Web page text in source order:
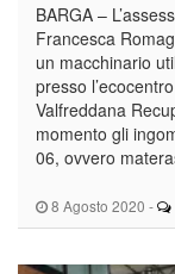
8 Agosto 2020 -
BARGA –
Francesca
un macchinario
presso
Valfreddana
momento gli
06, ovvero